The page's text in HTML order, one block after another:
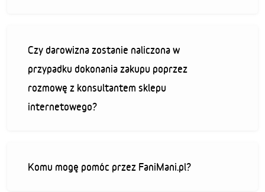
Czy darowizna zostanie naliczona w
przypadku dokonania zakupu poprzez
rozmowę z konsultantem sklepu
internetowego?
Komu mogę pomóc przez FaniMani.pl?